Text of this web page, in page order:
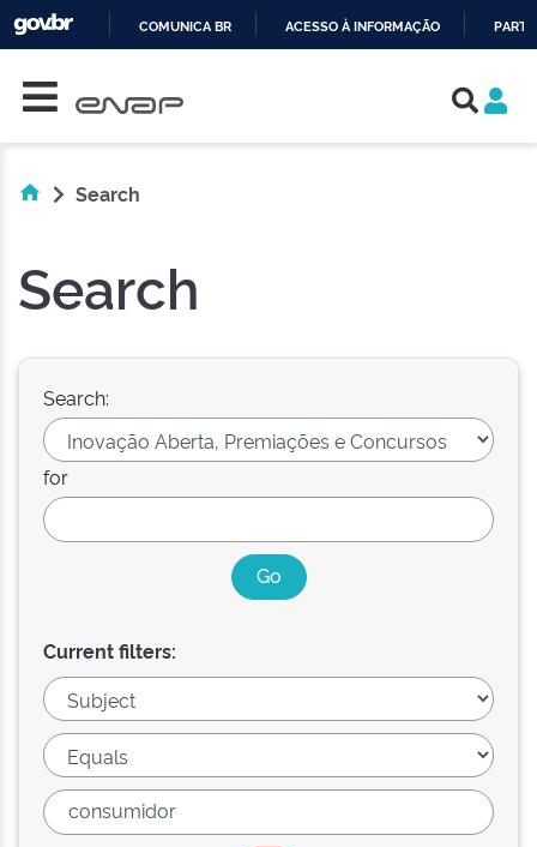
COMUNICA BR ACESSO À INFORMAÇÃO
Search
Search
Search:
for
Current filters: